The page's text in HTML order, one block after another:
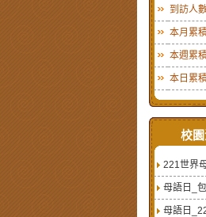
到訪人
本月累
本週累
本日累
校
221世界
母語日_
母語日